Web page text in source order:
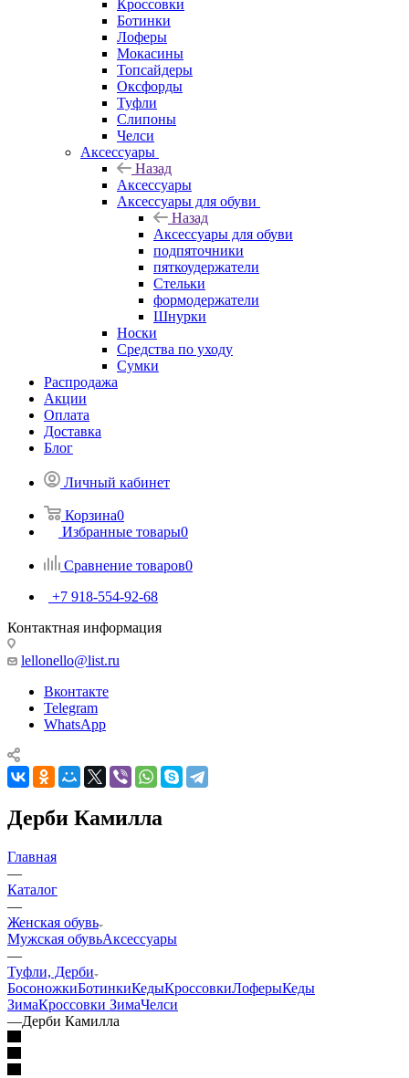
Кроссовки
Ботинки
Лоферы
Мокасины
Топсайдеры
Оксфорды
Туфли
Слипоны
Челси
Аксессуары
Назад
Аксессуары
Аксессуары для обуви
Назад
Аксессуары для обуви
подпяточники
пяткоудержатели
Стельки
формодержатели
Шнурки
Носки
Средства по уходу
Сумки
Распродажа
Акции
Оплата
Доставка
Блог
Личный кабинет
Корзина0
Избранные товары0
Сравнение товаров0
+7 918-554-92-68
Контактная информация
lellonello@list.ru
Вконтакте
Telegram
WhatsApp
Дерби Камилла
Главная
—
Каталог
—
Женская обувь
Мужская обувьАксессуары
—
Туфли, Дерби
БосоножкиБотинкиКедыКроссовкиЛоферыКеды
ЗимаКроссовки ЗимаЧелси
—Дерби Камилла